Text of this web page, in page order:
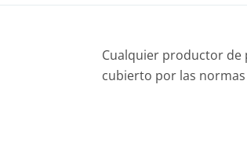
Cualquier productor de
cubierto por las normas